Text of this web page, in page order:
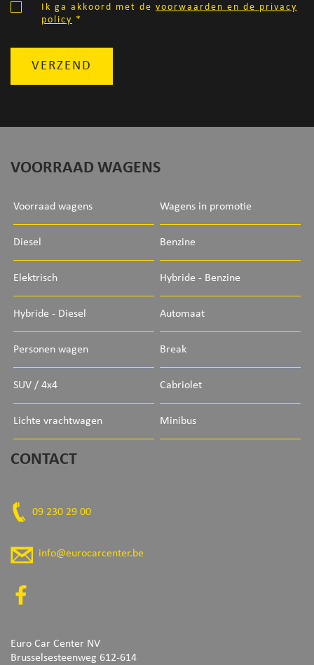
Ik ga akkoord met de voorwaarden en de privacy
policy *
VERZEND
VOORRAAD WAGENS
Voorraad wagens Wagens in promotie
Diesel Benzine
Elektrisch Hybride - Benzine
Hybride - Diesel Automaat
Personen wagen Break
SUV / 4x4 Cabriolet
Lichte vrachtwagen Minibus
CONTACT
09 230 29 00
info@eurocarcenter.be
Euro Car Center NV
Brusselsesteenweg 612-614